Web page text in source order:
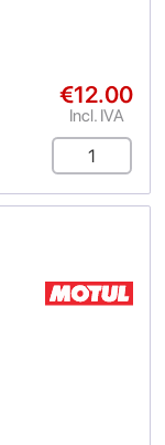
€12.00
Incl. IVA